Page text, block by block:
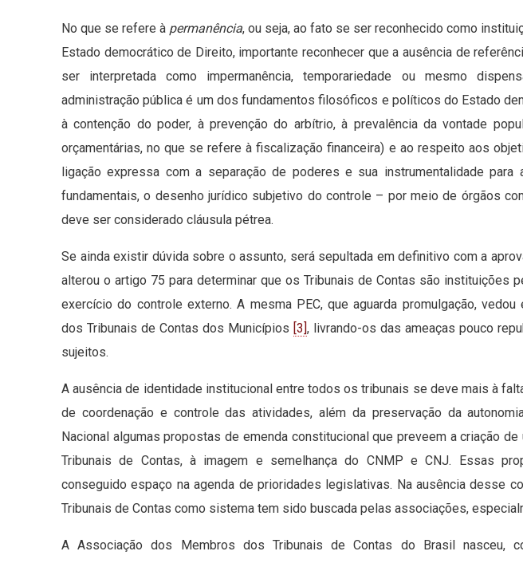
No que se refere à permanência, ou seja, ao fato se ser reconhecido como
Estado democrático de Direito, importante reconhecer que a ausência de
ser interpretada como impermanência, temporariedade ou mesmo
administração pública é um dos fundamentos filosóficos e políticos do Estado
à contenção do poder, à prevenção do arbítrio, à prevalência da vontade
orçamentárias, no que se refere à fiscalização financeira) e ao respeito aos
ligação expressa com a separação de poderes e sua instrumentalidade para
fundamentais, o desenho jurídico subjetivo do controle – por meio de órgãos
deve ser considerado cláusula pétrea.
Se ainda existir dúvida sobre o assunto, será sepultada em definitivo com a
alterou o artigo 75 para determinar que os Tribunais de Contas são instituições
exercício do controle externo. A mesma PEC, que aguarda promulgação,
dos Tribunais de Contas dos Municípios [3], livrando-os das ameaças pouco
sujeitos.
A ausência de identidade institucional entre todos os tribunais se deve mais à
de coordenação e controle das atividades, além da preservação da
Nacional algumas propostas de emenda constitucional que preveem a criação
Tribunais de Contas, à imagem e semelhança do CNMP e CNJ. Essas
conseguido espaço na agenda de prioridades legislativas. Na ausência desse
Tribunais de Contas como sistema tem sido buscada pelas associações,
A Associação dos Membros dos Tribunais de Contas do Brasil nasceu,